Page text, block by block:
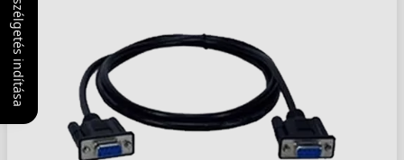
Beszélgetés indítása